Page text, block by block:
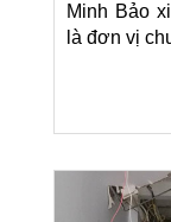
Minh Bảo
là đơn vị